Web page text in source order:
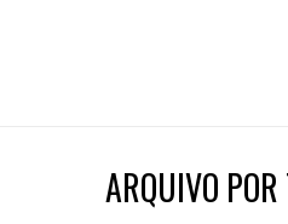
ARQUIVO